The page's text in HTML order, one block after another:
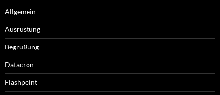
Allgemein
Ausrüstung
Begrüßung
Datacron
Flashpoint